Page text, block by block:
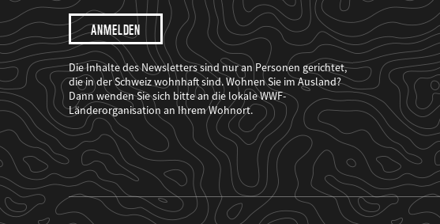
Ich
möchte,
dass
der
WWF
mich
über
seine
Projekte
informiert.
Die Inhalte des Newsletters sind nur an Personen gerichtet,
die in der Schweiz wohnhaft sind. Wohnen Sie im Ausland?
Dann wenden Sie sich bitte an die lokale WWF-
Länderorganisation an Ihrem Wohnort.